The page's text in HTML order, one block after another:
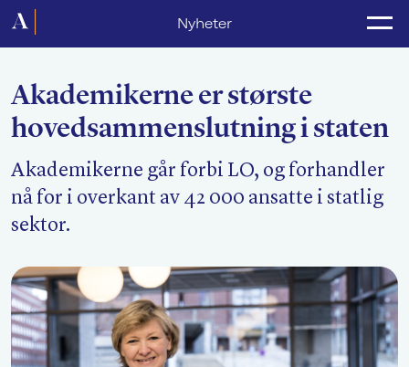
Nyheter
Forside
Lønnsoppgjør
Medlemsforeninger
Kurs og konferanser
For media
Akademikerne Pluss
Nyheter
Om Akademikerne
Akademikerne er største
hovedsammenslutning i staten
Akademikerne går forbi LO, og forhandler
nå for i overkant av 42 000 ansatte i statlig
sektor.